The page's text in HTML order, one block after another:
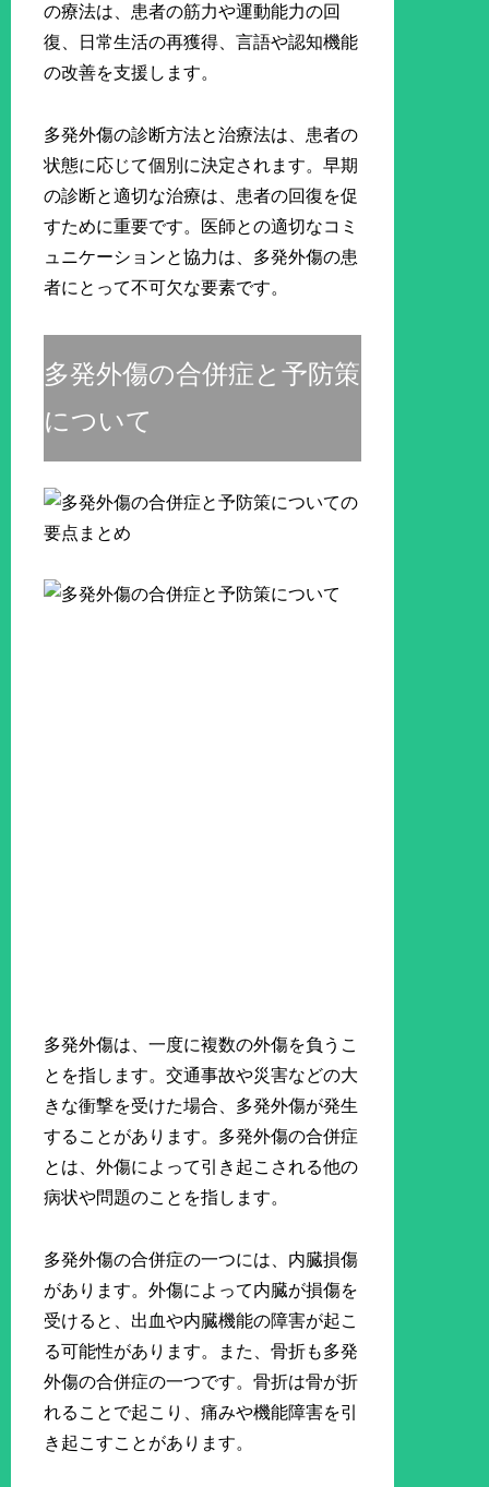
の療法は、患者の筋力や運動能力の回
復、日常生活の再獲得、言語や認知機能
の改善を支援します。
多発外傷の診断方法と治療法は、患者の
状態に応じて個別に決定されます。早期
の診断と適切な治療は、患者の回復を促
すために重要です。医師との適切なコミ
ュニケーションと協力は、多発外傷の患
者にとって不可欠な要素です。
多発外傷の合併症と予防策
について
多発外傷は、一度に複数の外傷を負うこ
とを指します。交通事故や災害などの大
きな衝撃を受けた場合、多発外傷が発生
することがあります。多発外傷の合併症
とは、外傷によって引き起こされる他の
病状や問題のことを指します。
多発外傷の合併症の一つには、内臓損傷
があります。外傷によって内臓が損傷を
受けると、出血や内臓機能の障害が起こ
る可能性があります。また、骨折も多発
外傷の合併症の一つです。骨折は骨が折
れることで起こり、痛みや機能障害を引
き起こすことがあります。